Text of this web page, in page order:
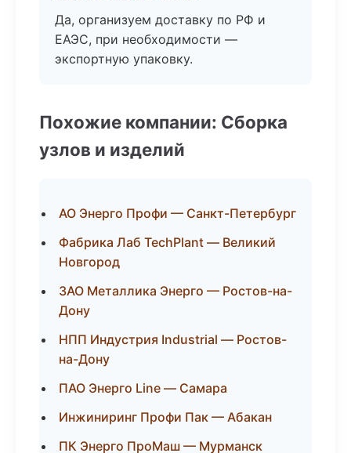
Да, организуем доставку по РФ и
ЕАЭС, при необходимости —
экспортную упаковку.
Похожие компании: Сборка
узлов и изделий
АО Энерго Профи — Санкт-Петербург
Фабрика Лаб TechPlant — Великий
Новгород
ЗАО Металлика Энерго — Ростов-на-
Дону
НПП Индустрия Industrial — Ростов-
на-Дону
ПАО Энерго Line — Самара
Инжиниринг Профи Пак — Абакан
ПК Энерго ПроМаш — Мурманск